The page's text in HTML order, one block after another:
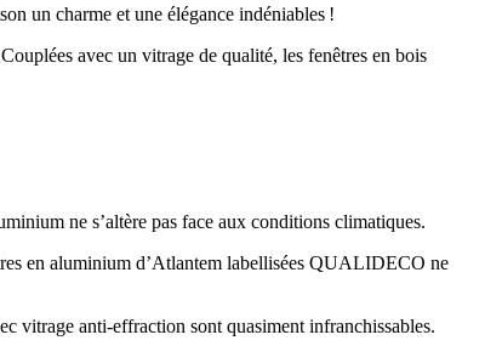
un charme et une élégance indéniables !
avec un vitrage de qualité, les fenêtres en bois
ne s’altère pas face aux conditions climatiques.
en aluminium d’Atlantem labellisées QUALIDECO ne
vitrage anti-effraction sont quasiment infranchissables.